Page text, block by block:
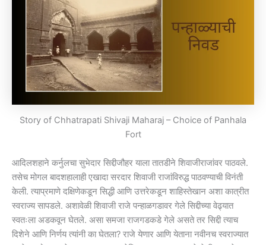
Story of Chhatrapati Shivaji Maharaj – Choice of Panhala
Fort
आदिलशहाने कर्नुलचा सुभेदार सिद्दीजौहर याला तातडीने शिवाजीराजांवर पाठवले.
तसेच मोगल बादशहालाही एखादा सरदार शिवाजी राजांविरुद्ध पाठवण्याची विनंती
केली. त्याप्रमाणे दक्षिणेकडून सिद्धी आणि उत्तरेकडून शाहिस्तेखान अशा कात्रीत
स्वराज्य सापडले. अशावेळी शिवाजी राजे पन्हाळगडावर गेले सिद्दीच्या वेढ्यात
स्वतःला अडकवून घेतले. असा समजा राजगडकडे गेले असते तर सिद्दी त्याच
दिशेने आणि निर्णय त्यांनी का घेतला? राजे येणार आणि येताना नवीनच स्वराज्यात